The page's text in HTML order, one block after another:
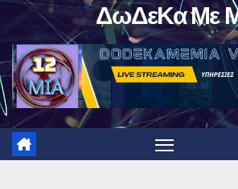
ΔωΔεΚα Με